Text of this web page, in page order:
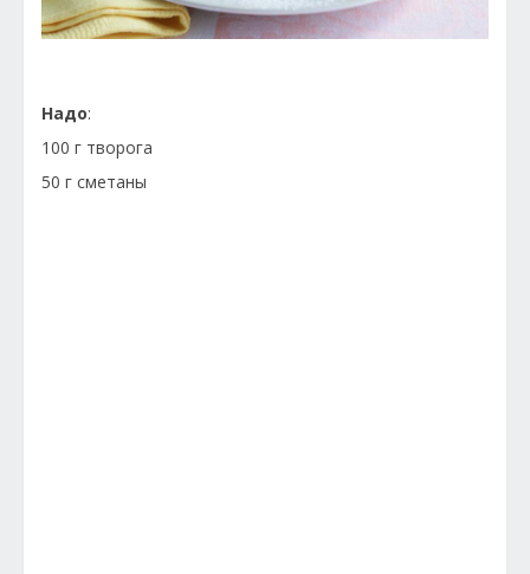
Надо:
100 г творога
50 г сметаны